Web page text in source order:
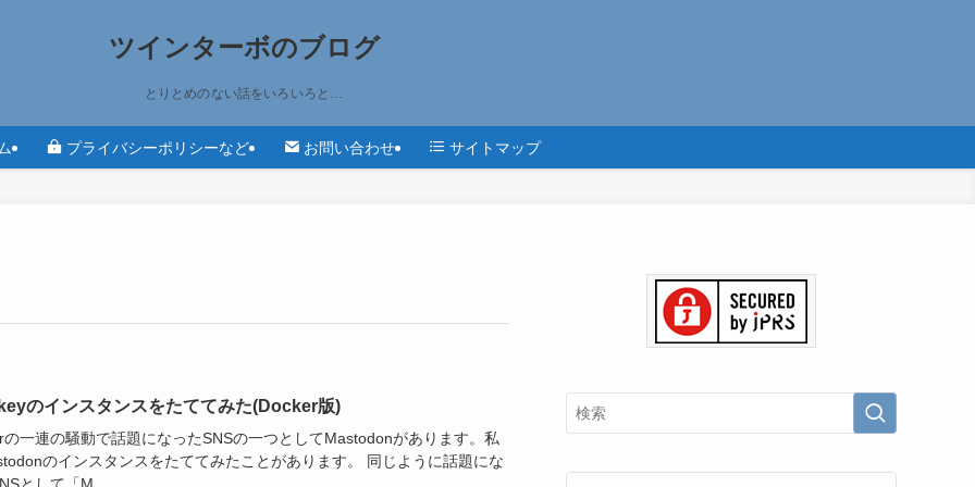
ツインターボのブログ
とりとめのない話をいろいろと…
プライバシーポリシーなど お問い合わせ サイトマップ
のインスタンスをたててみた(Docker版)
の一連の騒動で話題になったSNSの一つとしてMastodonがあります。私
のインスタンスをたててみたことがあります。 同じように話題にな